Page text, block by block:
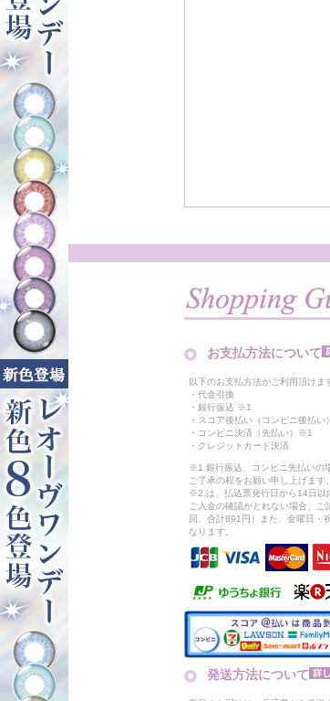
お支払方法について
以下のお支払方法がご利用頂けま
・代金引換
・銀行振込 ※1
・スコア後払い（コンビニ後払
・コンビニ決済（先払い）※1
・クレジットカード決済
※1.銀行振込、コンビニ先払いの
ご了承の程をお願い申し上げます。
※2.は、払込票発行日から14日以
ご入金の確認がとれない場合、
回、合計891円）また、金曜日
なります。
発送方法について